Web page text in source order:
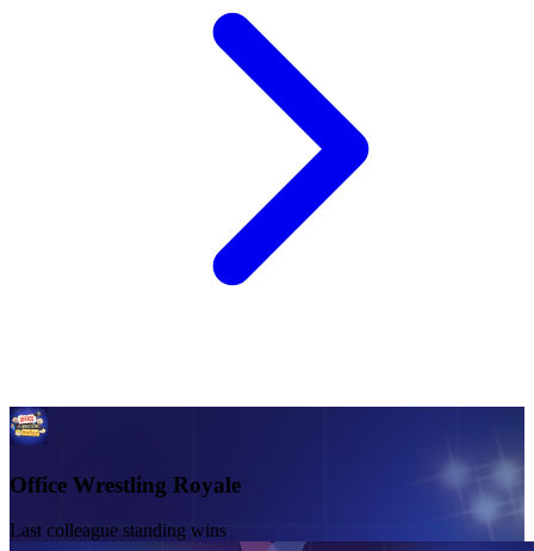
Office Wrestling Royale
Last colleague standing wins